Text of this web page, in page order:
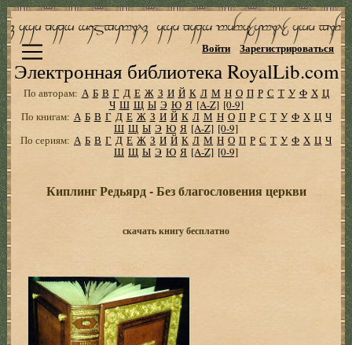
Электронная библиотека RoyalLib.com
Войти Зарегистрироваться
По авторам: А Б В Г Д Е Ж З И Й К Л М Н О П Р С Т У Ф Х Ц
Ч Ш Щ Ы Э Ю Я [A-Z] [0-9]
По книгам: А Б В Г Д Е Ж З И Й К Л М Н О П Р С Т У Ф Х Ц Ч
Ш Щ Ы Э Ю Я [A-Z] [0-9]
По сериям: А Б В Г Д Е Ж З И Й К Л М Н О П Р С Т У Ф Х Ц Ч
Ш Щ Ы Э Ю Я [A-Z] [0-9]
Киплинг Редьярд - Без благословения церкви
скачать книгу бесплатно